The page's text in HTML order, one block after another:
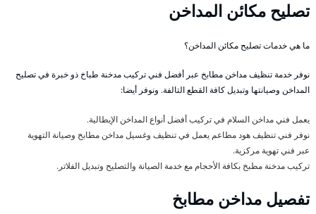
تصليح مكائن المداخن
ما هي خدمات تصليح مكائن المداخن؟
نوفر خدمة تنظيف مداخن مطابخ عبر أفضل فني تركيب مدخنة طباخ ذو خبرة في تصليح
المداخن وصيانتها وتبديل كافة القطع التالفة. ونوفر أيضا:
يعمل فني مداخن السلام في تركيب أفضل أنواع المداخن الإيطالية.
نوفر فني تنظيف هود مطاعم يعمل في تنظيف وغسيل مداخن مطابخ وصيانة التهوية
عبر فني تهوية مركزية.
تركيب مدخنة مطبخ بكافة الأحجام مع خدمة الصيانة والتصليح وتبديل الفلاتر.
تفصيل مداخن مطابخ